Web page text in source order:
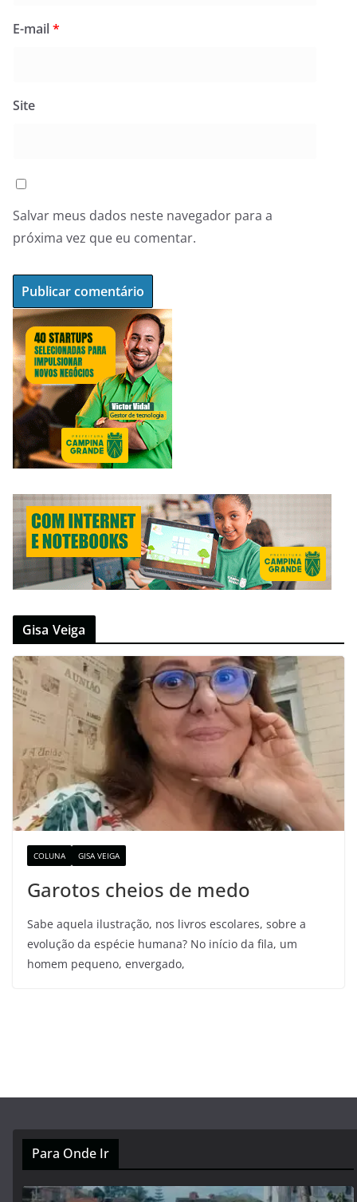
E-mail*
Site
Salvar meus dados neste navegador para a
próxima vez que eu comentar.
Gisa Veiga
COLUNA GISA VEIGA
Garotos cheios de medo
Sabe aquela ilustração, nos livros escolares, sobre a
evolução da espécie humana? No início da fila, um
homem pequeno, envergado,
Para Onde Ir